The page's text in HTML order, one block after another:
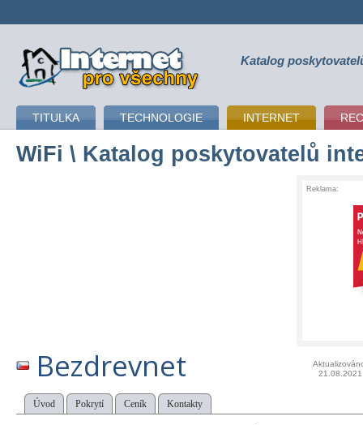
připojení k internetu Katalog
TITULKA TECHNOLOGIE INTERNET
WiFi \ Katalog poskytovatelů
Reklama:
Bezdrevnet
21.08.2021
Úvod Pokrytí Ceník Kontakty